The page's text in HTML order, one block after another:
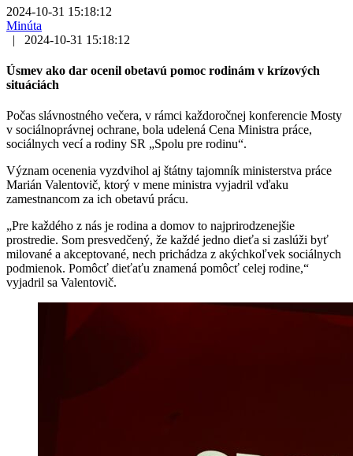
2024-10-31 15:18:12
Minúta
|
2024-10-31 15:18:12
Úsmev ako dar ocenil obetavú pomoc rodinám v krízových
situáciách
Počas slávnostného večera, v rámci každoročnej konferencie Mosty
v sociálnoprávnej ochrane, bola udelená Cena Ministra práce,
sociálnych vecí a rodiny SR „Spolu pre rodinu“.
Význam ocenenia vyzdvihol aj štátny tajomník ministerstva práce
Marián Valentovič, ktorý v mene ministra vyjadril vďaku
zamestnancom za ich obetavú prácu.
„Pre každého z nás je rodina a domov to najprirodzenejšie
prostredie. Som presvedčený, že každé jedno dieťa si zaslúži byť
milované a akceptované, nech prichádza z akýchkoľvek sociálnych
podmienok. Pomôcť dieťaťu znamená pomôcť celej rodine,“
vyjadril sa Valentovič.